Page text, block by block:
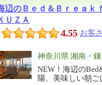
辺のＢｅｄ＆Ｂｒｅａ
ＵＺＡ
4.55 お客
エ
リ
ア
神奈川県 湘南・
特
徴
NEW！海辺の
陽、美味しい朝